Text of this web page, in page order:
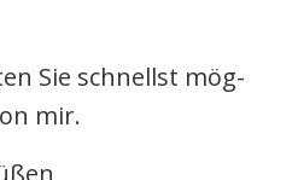
Sie schnellst mög­
mir.